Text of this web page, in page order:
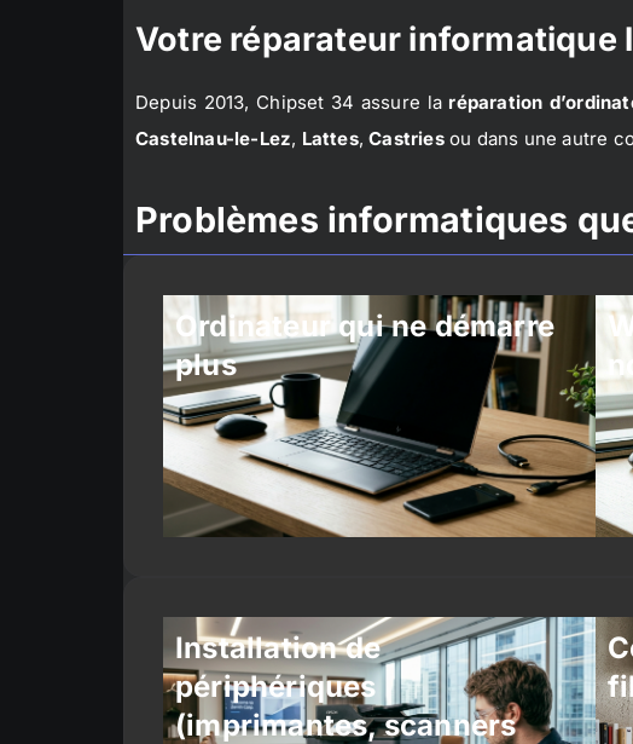
Votre réparateur informatique
Depuis 2013, Chipset 34 assure la réparation
Castelnau-le-Lez, Lattes,Castriesou dans une autre
Problèmes informatiques
Ordinateur qui ne démarre
plus
Installation de
périphériques
(imprimantes, scanners